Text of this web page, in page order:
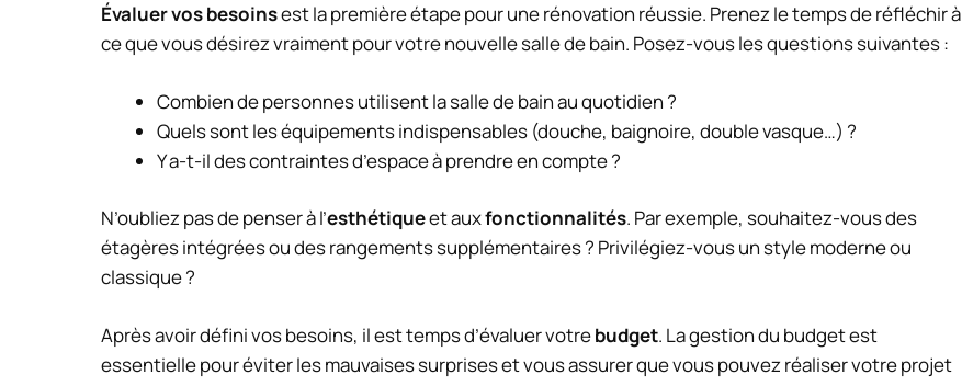
Évaluer vos besoinsest la première étape pour une rénovation réussie. Prenez le temps de réfléchir à
ce que vous désirez vraiment pour votre nouvelle salle de bain. Posez-vous les questions suivantes :
Combien de personnes utilisent la salle de bain au quotidien ?
Quels sont les équipements indispensables (douche, baignoire, double vasque…) ?
Y a-t-il des contraintes d’espace à prendre en compte ?
N’oubliez pas de penser à l’esthétiqueet auxfonctionnalités. Par exemple, souhaitez-vous des
étagères intégrées ou des rangements supplémentaires ? Privilégiez-vous un style moderne ou
classique ?
Après avoir défini vos besoins, il est temps d’évaluer votrebudget. La gestion du budget est
essentielle pour éviter les mauvaises surprises et vous assurer que vous pouvez réaliser votre projet